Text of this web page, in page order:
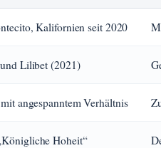
Kalifornien seit 2020
Lilibet (2021)
angespanntem Verhältnis
Hoheit“